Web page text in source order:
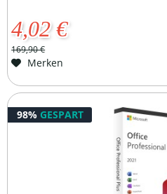
4,02 €
169,90 €
Merken
98% GESPART